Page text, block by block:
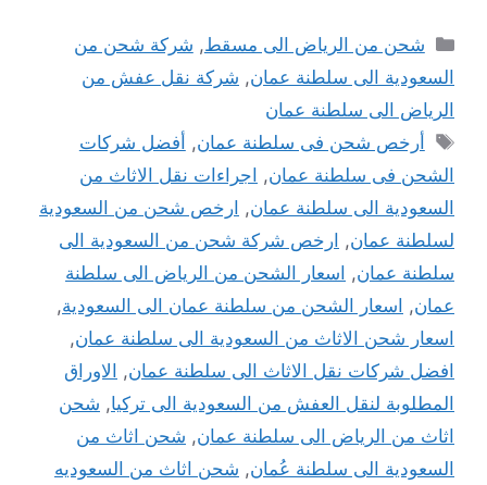
التصنيفات
شحن من الرياض الى مسقط, شركة شحن من
السعودية الى سلطنة عمان, شركة نقل عفش من
الرياض الى سلطنة عمان
الوسوم
أرخص شحن فى سلطنة عمان, أفضل شركات
الشحن فى سلطنة عمان, اجراءات نقل الاثاث من
السعودية الى سلطنة عمان, ارخص شحن من السعودية
لسلطنة عمان, ارخص شركة شحن من السعودية الى
سلطنة عمان, اسعار الشحن من الرياض الى سلطنة
عمان, اسعار الشحن من سلطنة عمان الى السعودية,
اسعار شحن الاثاث من السعودية الى سلطنة عمان,
افضل شركات نقل الاثاث الى سلطنة عمان,
الاوراق
المطلوبة لنقل العفش من السعودية الى تركيا, شحن
اثاث من الرياض الى سلطنة عمان, شحن اثاث من
السعودية الى سلطنة عُمان, شحن اثاث من السعوديه